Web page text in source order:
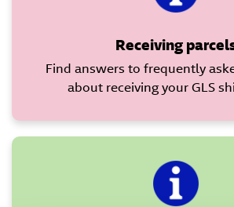
Receiving
Find answers to frequently
about receiving your GLS